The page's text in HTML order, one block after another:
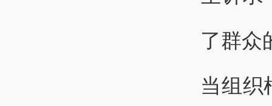
了群众
当组织